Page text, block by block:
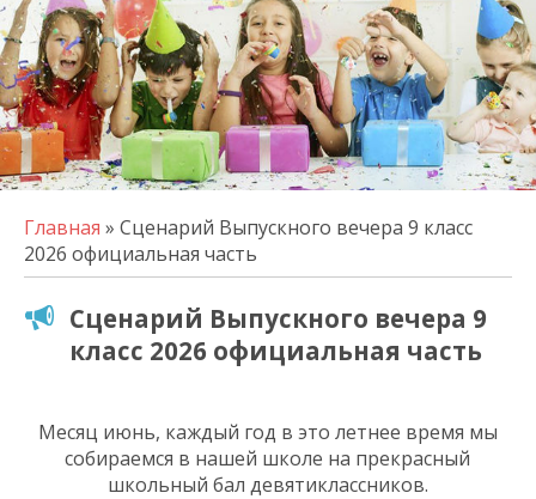
Главная » Сценарий Выпускного вечера 9 класс
2026 официальная часть
Сценарий Выпускного вечера 9
класс 2026 официальная часть
Месяц июнь, каждый год в это летнее время мы
собираемся в нашей школе на прекрасный
школьный бал девятиклассников.